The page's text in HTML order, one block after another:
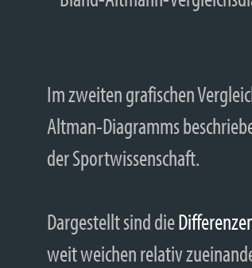
Im zweiten grafischen
Altman-Diagramms
der Sportwissenschaft.
Dargestellt sind die
weit weichen relativ